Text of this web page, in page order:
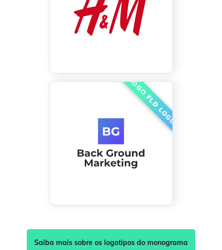
Saiba mais sobre os logotipos do monograma